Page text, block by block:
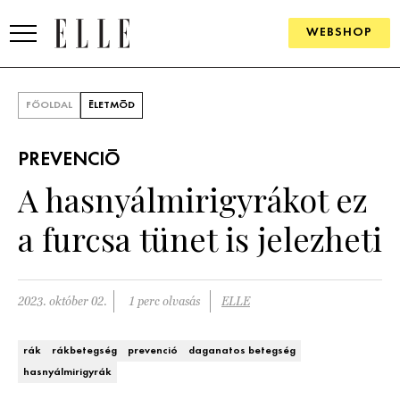
WEBSHOP
SZÉPSÉG
PSZICHÉ
ÉLETMÓD
FŐOLDAL ÉLETMÓD
PREVENCIÓ
A hasnyálmirigyrákot ez
a furcsa tünet is jelezheti
2023. október 02. 1 perc olvasás ELLE
rák rákbetegség prevenció
daganatos betegség
hasnyálmirigyrák